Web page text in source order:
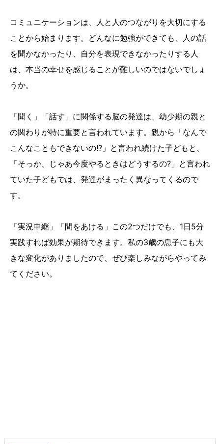
コミュニケーションは、人と人のつながりを大切にする
ことから始まります。どんなに勉強ができても、人の話
を聞かなかったり、自分を表現できなかったりする人
は、本当の幸せを感じることが難しいのではないでしょ
うか。
「聞く」「話す」に関係する脳の発達は、幼少期の親と
の関わりが特に重要と言われています。親から「なんで
こんなこともできないの!?」と言われ続けた子どもと、
「そっか、じゃあ今度やるときはどうするの?」と言われ
ていた子どもでは、発達がまったく異なってくるので
す。
「実況中継」「間をあける」この2つだけでも、1日5分
実践すれば効果が期待できます。私の3歳の息子にも大
きな変化がありましたので、ぜひ楽しみながらやってみ
てください。